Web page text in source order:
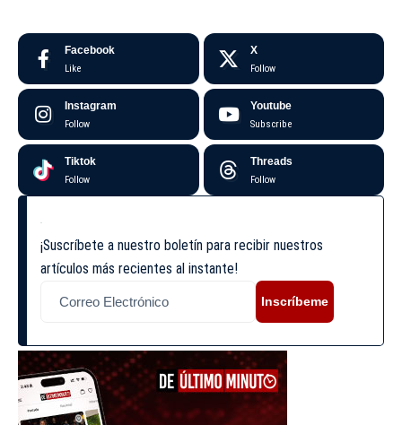
Facebook
Like
X
Follow
Instagram
Follow
Youtube
Subscribe
Tiktok
Follow
Threads
Follow
¡Suscríbete a nuestro boletín para recibir nuestros
artículos más recientes al instante!
Inscríbeme